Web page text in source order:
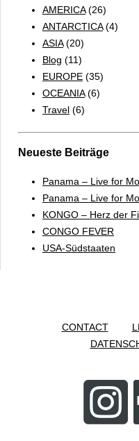
AMERICA(26)
ANTARCTICA(4)
ASIA(20)
Blog (11)
EUROPE (35)
OCEANIA(6)
Travel (6)
Neueste Beiträge
Panama – Live for
Panama – Live for
KONGO – Herz der
CONGO FEVER
USA-Südstaaten
CONTACT